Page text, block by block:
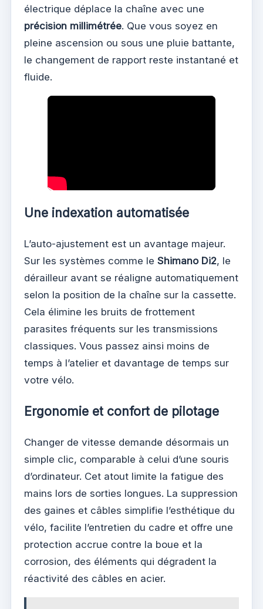
électrique déplace la chaîne avec une
précision millimétrée. Que vous soyez en
pleine ascension ou sous une pluie battante,
le changement de rapport reste instantané et
fluide.
Une indexation automatisée
L’auto-ajustement est un avantage majeur.
Sur les systèmes comme le Shimano Di2, le
dérailleur avant se réaligne automatiquement
selon la position de la chaîne sur la cassette.
Cela élimine les bruits de frottement
parasites fréquents sur les transmissions
classiques. Vous passez ainsi moins de
temps à l’atelier et davantage de temps sur
votre vélo.
Ergonomie et confort de pilotage
Changer de vitesse demande désormais un
simple clic, comparable à celui d’une souris
d’ordinateur. Cet atout limite la fatigue des
mains lors de sorties longues. La suppression
des gaines et câbles simplifie l’esthétique du
vélo, facilite l’entretien du cadre et offre une
protection accrue contre la boue et la
corrosion, des éléments qui dégradent la
réactivité des câbles en acier.